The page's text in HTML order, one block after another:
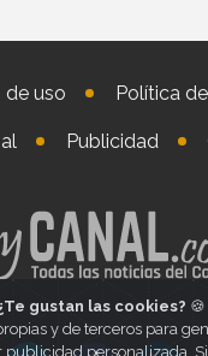
de uso Política
Publicidad
gustan las cookies? 🍪
y de terceros para
personalizada.